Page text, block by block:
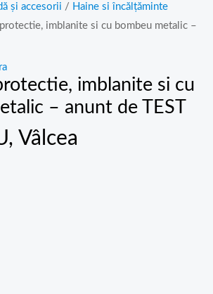
și accesorii / Haine si încălțăminte
imblanite si cu bombeu metalic –
imblanite si cu
– anunt de TEST
Vâlcea